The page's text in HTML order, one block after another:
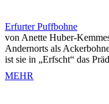
Erfurter Puffbohne
von Anette Huber-
Andernorts als
ist sie in „Erfscht“ das
MEHR